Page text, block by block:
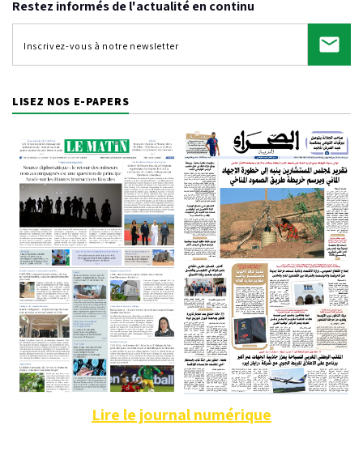
Restez informés de l'actualité en continu
LISEZ NOS E-PAPERS
Lire le journal numérique